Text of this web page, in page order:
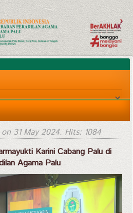
31 May 2024. Hits: 1084
Karini Cabang Palu di
Agama Palu